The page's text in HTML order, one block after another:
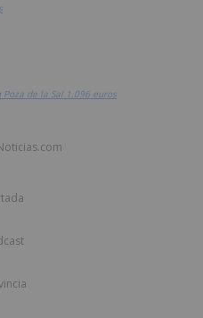
de la Sal 1.096 euros